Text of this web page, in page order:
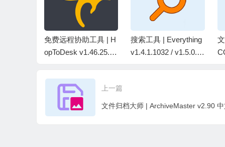
免费远程协助工具 | H
opToDesk v1.46.25.0
搜索工具 | Everything
v1.4.1.1032 / v1.5.0.1
上一篇